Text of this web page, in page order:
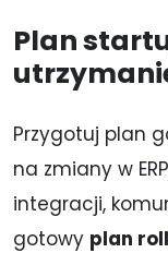
Plan
Przygotuj plan
na zmiany w
integracji,
gotowy plan